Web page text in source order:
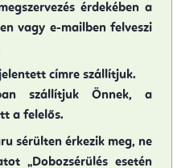
érdekében a
vagy e-mailben felveszi
címre szállítjuk.
szállítjuk Önnek, a
a felelős.
sérülten érkezik meg, ne
„Dobozsérülés esetén